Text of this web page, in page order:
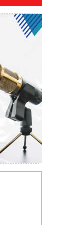
o equilíbrio
de
custos” das
a situação
crise hídrica
no segundo
entre as
tinham para
a cobertura
tarifária”,
regulatório
de